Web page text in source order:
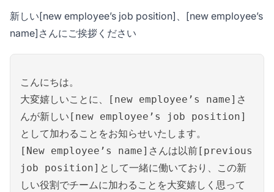
新しい[new employee’s job position]、[new employee’s
name]さんにご挨拶ください
こんにちは。
大変嬉しいことに、[new employee’s name]さ
んが新しい[new employee’s job position]
として加わることをお知らせいたします。
[New employee’s name]さんは以前[previous
job position]として一緒に働いており、この新
しい役割でチームに加わることを大変嬉しく思って